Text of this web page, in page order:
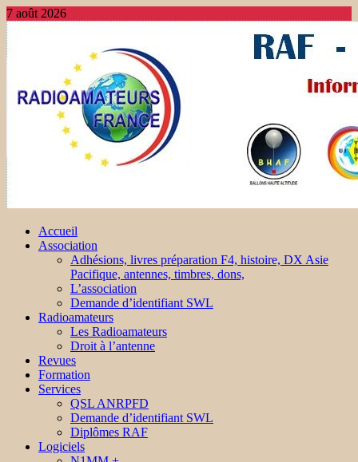
7 août 2026
Accueil
Association
Adhésions, livres préparation F4, histoire, DX Asie
Pacifique, antennes, timbres, dons,
L’association
Demande d’identifiant SWL
Radioamateurs
Les Radioamateurs
Droit à l’antenne
Revues
Formation
Services
QSL ANRPFD
Demande d’identifiant SWL
Diplômes RAF
Logiciels